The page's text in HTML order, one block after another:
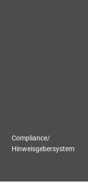
Compliance/
Hinweisgebersystem